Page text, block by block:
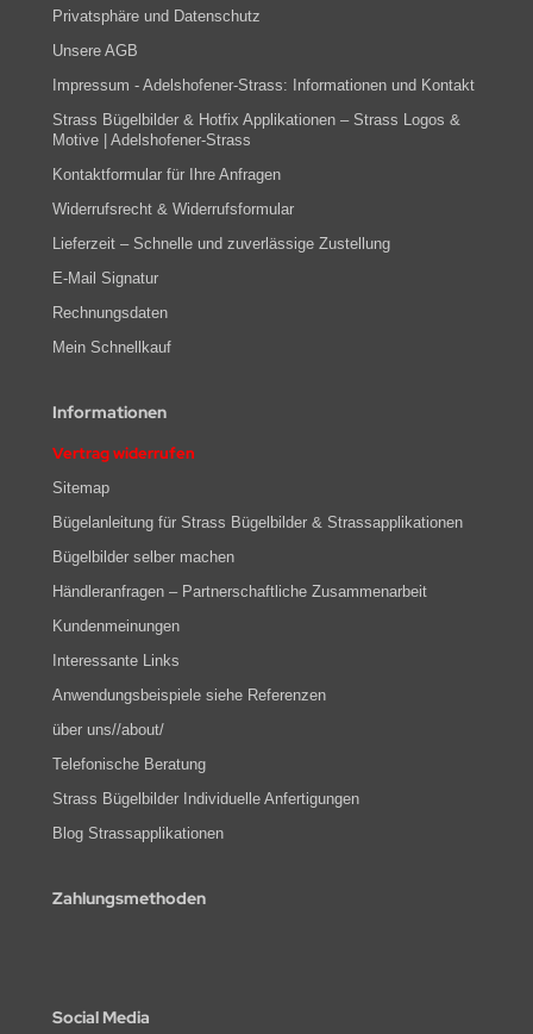
Privatsphäre und Datenschutz
Unsere AGB
Impressum - Adelshofener-Strass: Informationen und Kontakt
Strass Bügelbilder & Hotfix Applikationen – Strass Logos &
Motive | Adelshofener-Strass
Kontaktformular für Ihre Anfragen
Widerrufsrecht & Widerrufsformular
Lieferzeit – Schnelle und zuverlässige Zustellung
E-Mail Signatur
Rechnungsdaten
Mein Schnellkauf
Informationen
Vertrag widerrufen
Sitemap
Bügelanleitung für Strass Bügelbilder & Strassapplikationen
Bügelbilder selber machen
Händleranfragen – Partnerschaftliche Zusammenarbeit
Kundenmeinungen
Interessante Links
Anwendungsbeispiele siehe Referenzen
über uns//about/
Telefonische Beratung
Strass Bügelbilder Individuelle Anfertigungen
Blog Strassapplikationen
Zahlungsmethoden
Social Media